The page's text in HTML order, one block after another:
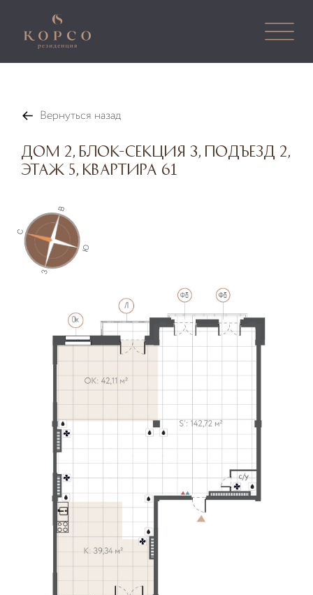
Вернуться назад
Дом 2, Блок-секция 3, Подъезд 2,
Этаж 5, Квартира 61